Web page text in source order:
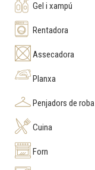
Gel i xampú
Rentadora
Assecadora
Planxa
Penjadors de roba
Cuina
Forn